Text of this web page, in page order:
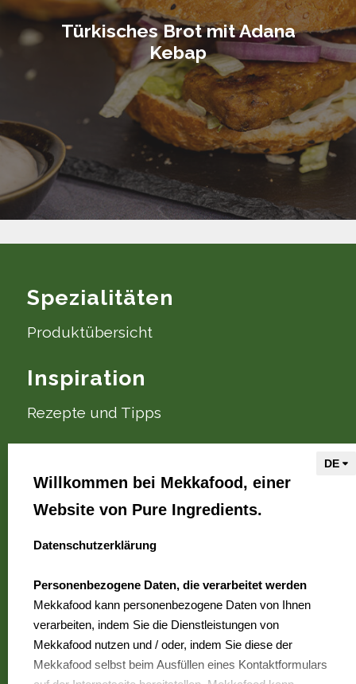
Türkisches Brot mit Adana
Kebap
Spezialitäten
Produktübersicht
Inspiration
Rezepte und Tipps
Wir sind Mekkafood
Wo erhältlich?
Kontakt
Karriere
Mekkafood
ist eine Marke von
Willkommen bei Mekkafood, einer
Website von Pure Ingredients.
select language
Datenschutzerklärung
Personenbezogene Daten, die verarbeitet werden
Mekkafood kann personenbezogene Daten von Ihnen
verarbeiten, indem Sie die Dienstleistungen von
Mekkafood nutzen und / oder, indem Sie diese der
Mekkafood selbst beim Ausfüllen eines Kontaktformulars